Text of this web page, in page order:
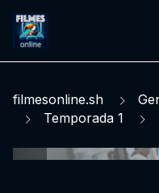
filmesonline.sh
Temporada 1